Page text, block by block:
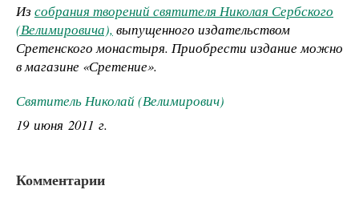
Изсобрания творений святителя Николая Сербского
(Велимировича), выпущенного издательством
Сретенского монастыря. Приобрести издание можно
в магазине «Сретение».
Святитель Николай (Велимирович)
19 июня 2011 г.
Комментарии